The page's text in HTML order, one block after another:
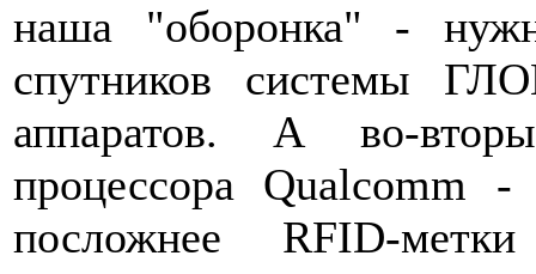
наша "оборонка" -
спутников системы
аппаратов. А во-
процессора Qualcomm -
посложнее RFID-